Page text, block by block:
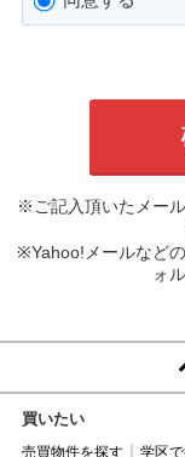
※ご記入頂いたメー
※Yahoo!メールなど
ォ
買いたい
売買物件を探す 学区